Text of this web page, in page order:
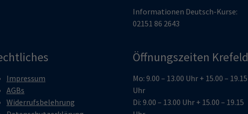
Informationen Deutsch-Kurse:
02151 86 2643
Impressum
AGBs
Widerrufsbelehrung
Öffnungszeiten Krefeld
Mo: 9.00 – 13.00 Uhr + 15.00 – 19.15
Uhr
Di: 9.00 – 13.00 Uhr + 15.00 – 19.15